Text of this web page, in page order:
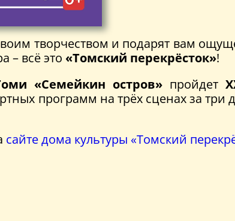
творчеством и подарят вам
– всё это «Томский перекрёсток»!
«Семейкин остров»пройдет
программ на трёх сценах за три
сайте дома культуры «Томский